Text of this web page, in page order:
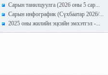
Сарын танилцуулга (2026 оны 5 сар...
Сарын инфографик (Сүхбаатар 2026/...
2025 оны жилийн эцсийн эмхэтгэл -...